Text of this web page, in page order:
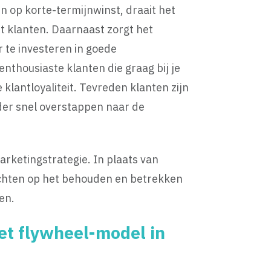
op korte-termijnwinst, draait het
klanten. Daarnaast zorgt het
investeren in goede
klanten die graag bij je
Tevreden klanten zijn
snel overstappen naar de
In plaats van
op het behouden en betrekken
flywheel-model in